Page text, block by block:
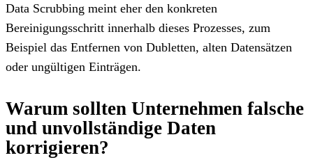
Data Scrubbing meint eher den konkreten
Bereinigungsschritt innerhalb dieses Prozesses, zum
Beispiel das Entfernen von Dubletten, alten Datensätzen
oder ungültigen Einträgen.
Warum sollten Unternehmen falsche
und unvollständige Daten
korrigieren?